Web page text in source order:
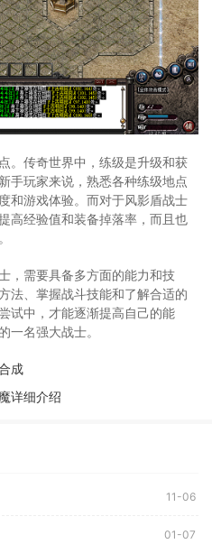
。传奇世界中，练级是升级和获
手玩家来说，熟悉各种练级地点
和游戏体验。而对于风影盾战士
高经验值和装备掉落率，而且也
，需要具备多方面的能力和技
法、掌握战斗技能和了解合适的
试中，才能逐渐提高自己的能
一名强大战士。
成
详细介绍
11-06
01-07